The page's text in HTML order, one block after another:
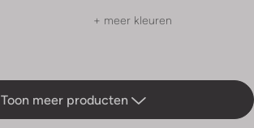
+ meer kleuren
Toon meer producten